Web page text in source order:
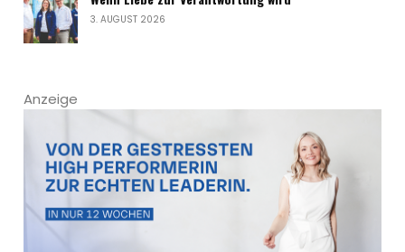
3. AUGUST 2026
Anzeige